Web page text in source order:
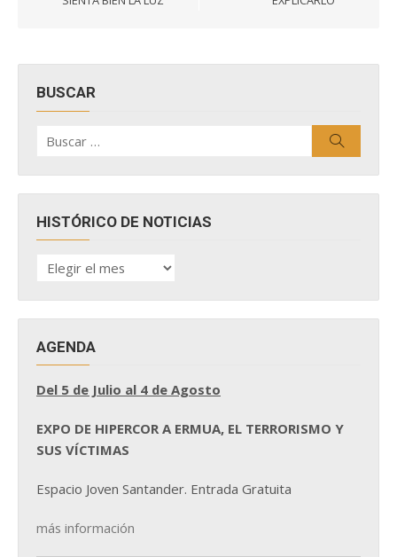
BUSCAR
por:
HISTÓRICO DE NOTICIAS
HISTÓRICO
DE
AGENDA
Del 5 de Julio al 4 de Agosto
EXPO DE HIPERCOR A ERMUA, EL TERRORISMO Y
SUS VÍCTIMAS
Espacio Joven Santander. Entrada Gratuita
más información